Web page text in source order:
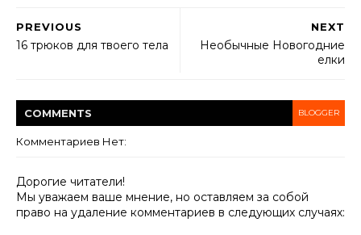
NEXT
Необычные Новогодние
елки
PREVIOUS
16 трюков для твоего тела
COMMENTS BLOGGER
Комментариев Нет:
Дорогие читатели!
Мы уважаем ваше мнение, но оставляем за собой
право на удаление комментариев в следующих случаях: